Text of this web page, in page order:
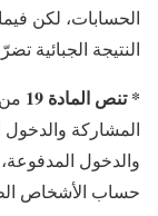
الحسابات، لكن
النتيجة الجبائية
* تنص المادة 19
المشاركة والدخول
والدخول
حساب الأشخاص